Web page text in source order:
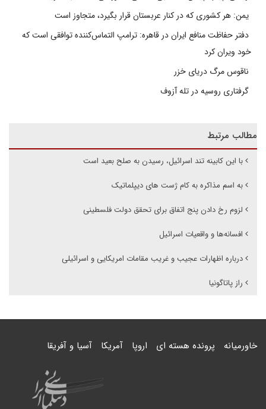
یمن: هر کشوری که در کنار عربستان قرار بگیرد، متجاوز است
دفتر حفاظت منافع ایران در قاهره: ترامپ التماس‌کننده توافقی است که
خود ویران کرد
ناقوس مرگ دریای خزر
گرفتاری روسیه در تله آزوف
مطالب مرتبط
با این کابینه تند اسرائیل، رسیدن به صلح بعید است
به اسم مذاکره به کام ژست های دیپلماتیک
لزوم رخ دادن پنج اتفاق برای تحقق دولت فلسطینی
افسانه‌ها و واقعیات اسرائیل
درباره اظهارات عجیب و غریب مقامات امریکایی و اسرائیلی
راز پاتاگونیا
خاورمیانه پرونده هسته ای اروپا آمریکا آسیا و آفریقا